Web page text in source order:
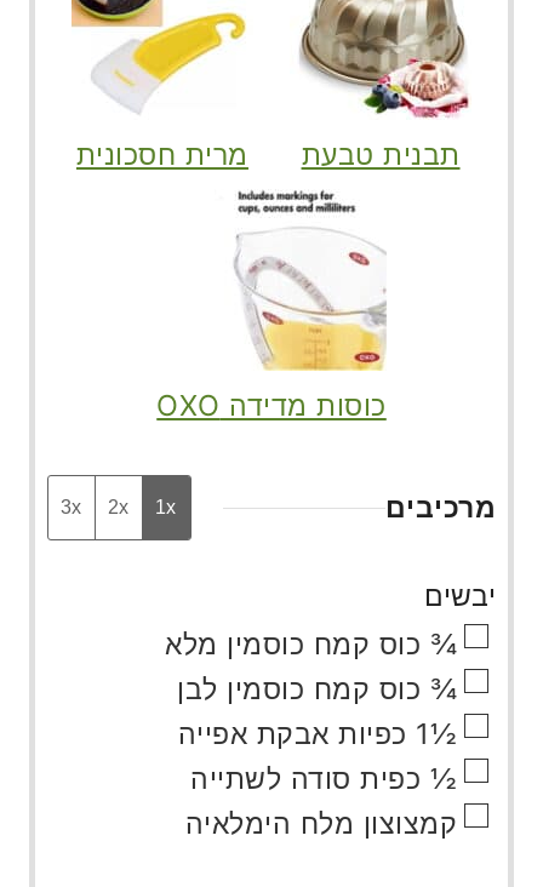
תבנית טבעת מרית חסכונית
כוסות מדידה OXO
מרכיבים 1x
2x
3x
יבשים
▢
¾ כוס קמח כוסמין מלא
▢
¾ כוס קמח כוסמין לבן
▢
½1 כפיות אבקת אפייה
▢
½ כפית סודה לשתייה
▢ קמצוצון מלח הימלאיה